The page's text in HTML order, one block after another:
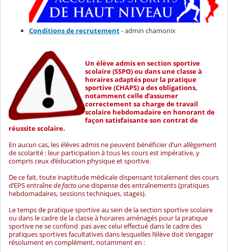
Conditions de recrutement- admin chamonix
Un élève admis en section sportive
scolaire (SSPO) ou dans une classe à
horaires adaptés pour la pratique
sportive (CHAPS) a des obligations,
notamment celle d’assumer
correctement sa charge de travail
scolaire hebdomadaire en honorant de
façon satisfaisante son contrat de
réussite scolaire.
En aucun cas, les élèves admis ne peuvent bénéficier d’un allègement
de scolarité : leur participation à tous les cours est impérative, y
compris ceux d’éducation physique et sportive.
De ce fait, toute inaptitude médicale dispensant totalement des cours
d’EPS entraînede facto une dispense des entraînements (pratiques
hebdomadaires, sessions techniques, stages).
Le temps de pratique sportive au sein de la section sportive scolaire
ou dans le cadre de la classe à horaires aménagés pour la pratique
sportive ne se confond pas avec celui effectué dans le cadre des
pratiques sportives facultatives dans lesquelles l’élève doit s’engager
résolument en complément, notamment en :